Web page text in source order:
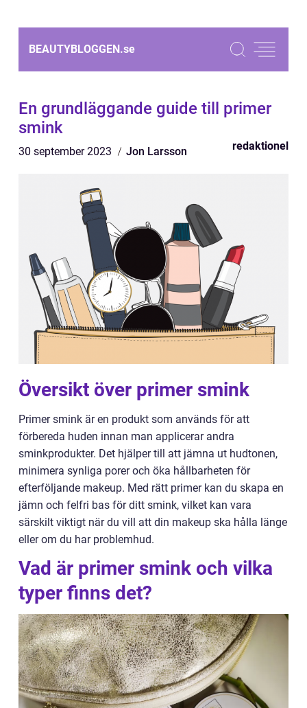
BEAUTYBLOGGEN.se
En grundläggande guide till primer
smink
30 september 2023 Jon Larsson redaktionel
Översikt över primer smink
Primer smink är en produkt som används för att
förbereda huden innan man applicerar andra
sminkprodukter. Det hjälper till att jämna ut hudtonen,
minimera synliga porer och öka hållbarheten för
efterföljande makeup. Med rätt primer kan du skapa en
jämn och felfri bas för ditt smink, vilket kan vara
särskilt viktigt när du vill att din makeup ska hålla länge
eller om du har problemhud.
Vad är primer smink och vilka
typer finns det?